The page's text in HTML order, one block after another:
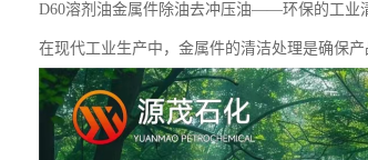
D60溶剂油金属件除油去冲压油——环保的工业
在现代工业生产中，金属件的清洁处理是确保产